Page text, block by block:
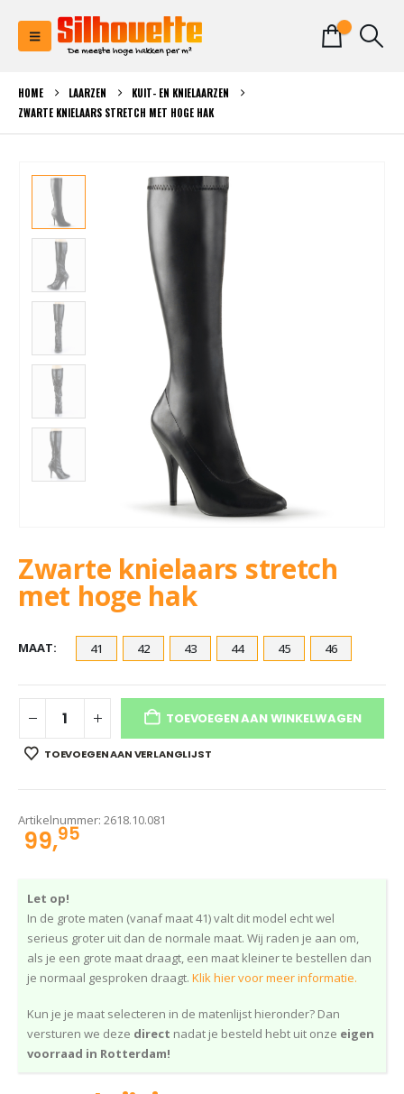
HOME LAARZEN
KUIT- EN KNIELAARZEN
ZWARTE KNIELAARS STRETCH MET HOGE HAK
Zwarte knielaars stretch
met hoge hak
MAAT 41 42 43 44 45 46
TOEVOEGEN AAN WINKELWAGEN
TOEVOEGEN AAN VERLANGLIJST
Artikelnummer: 2618.10.081
99,95
Let op!
In de grote maten (vanaf maat 41) valt dit model echt wel
serieus groter uit dan de normale maat. Wij raden je aan om,
als je een grote maat draagt, een maat kleiner te bestellen dan
je normaal gesproken draagt. Klik hier voor meer informatie.
Kun je je maat selecteren in de matenlijst hieronder? Dan
versturen we deze direct nadat je besteld hebt uit onze eigen
voorraad in Rotterdam!